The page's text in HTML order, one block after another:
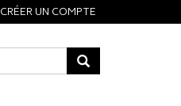
CRÉER UN COMPTE